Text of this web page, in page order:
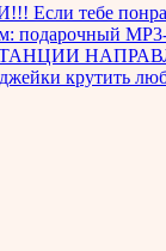
тебе
крутить